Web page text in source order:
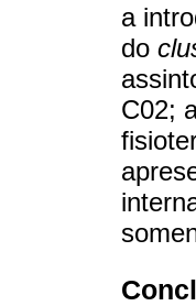
a
do
C02;